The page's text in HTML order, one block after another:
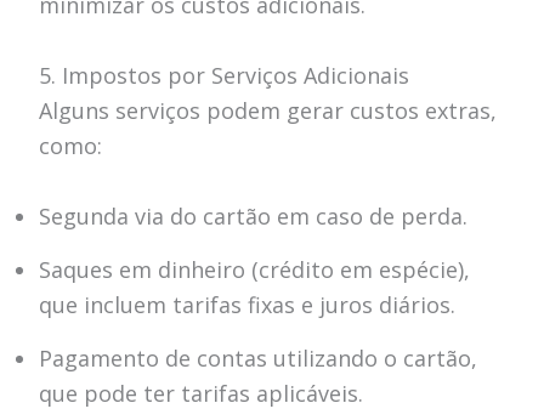
5. Impostos por Serviços Adicionais
Alguns serviços podem gerar custos extras,
como:
Segunda via do cartão em caso de perda.
Saques em dinheiro (crédito em espécie),
que incluem tarifas fixas e juros diários.
Pagamento de contas utilizando o cartão,
que pode ter tarifas aplicáveis.